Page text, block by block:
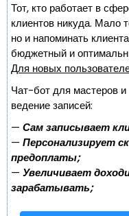
Тот, кто работает в
клиентов никуда. Мало
но и напоминать
бюджетный и
Для новых
Чат-бот для мастеров
ведение записей:
— Сам записывает
— Персонализирует
предоплаты;
— Увеличивает
зарабатывать;